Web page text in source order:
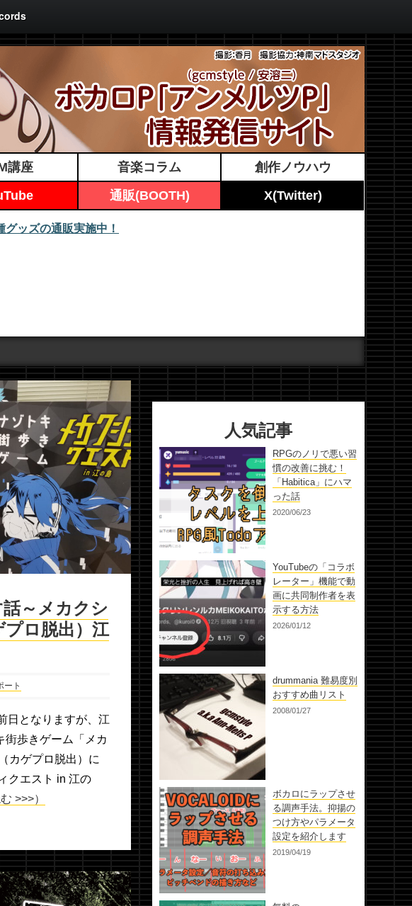
講座 音楽コラム
創作ノウハウ
通販(BOOTH) X(Twitter)
ッズの通販実施中！
～メカクシ
ロ脱出）江
ート
日となりますが、江
街歩きゲーム「メカ
カゲプロ脱出）に
クエスト in 江の
>>>）
人気記事
RPGのノリで悪い習
慣の改善に挑む！
「Habitica」にハマ
った話
2020/06/23
YouTubeの「コラボ
レーター」機能で動
画に共同制作者を表
示する方法
2026/01/12
drummania 難易度別
おすすめ曲リスト
2008/01/27
ボカロにラップさせ
る調声手法。抑揚の
つけ方やパラメータ
設定を紹介します
2019/04/19